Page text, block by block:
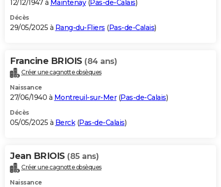
12/12/1947 à Maintenay(Pas-de-Calais)
Décès
29/05/2025 à Rang-du-Fliers (Pas-de-Calais)
Francine BRIOIS (84 ans)
Créer une cagnotte obsèques
Naissance
27/06/1940 à Montreuil-sur-Mer(Pas-de-Calais)
Décès
05/05/2025 à Berck(Pas-de-Calais)
Jean BRIOIS (85 ans)
Créer une cagnotte obsèques
Naissance